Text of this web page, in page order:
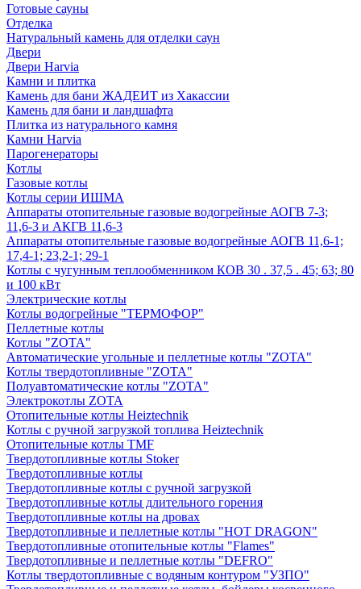
Готовые сауны
Отделка
Натуральный камень для отделки саун
Двери
Двери Harvia
Камни и плитка
Камень для бани ЖАДЕИТ из Хакассии
Камень для бани и ландшафта
Плитка из натурального камня
Камни Harvia
Парогенераторы
Котлы
Газовые котлы
Котлы серии ИШМА
Аппараты отопительные газовые водогрейные АОГВ 7-3;
11,6-3 и АКГВ 11,6-3
Аппараты отопительные газовые водогрейные АОГВ 11,6-1;
17,4-1; 23,2-1; 29-1
Котлы с чугунным теплообменником КОВ 30 . 37,5 . 45; 63; 80
и 100 кВт
Электрические котлы
Котлы водогрейные "ТЕРМОФОР"
Пеллетные котлы
Котлы "ZOTA"
Автоматические угольные и пеллетные котлы "ZOTA"
Котлы твердотопливные "ZOTA"
Полуавтоматические котлы "ZOTA"
Электрокотлы ZOTA
Отопительные котлы Heiztechnik
Котлы с ручной загрузкой топлива Heiztechnik
Отопительные котлы TMF
Твердотопливные котлы Stoker
Твердотопливные котлы
Твердотопливные котлы с ручной загрузкой
Твердотопливные котлы длительного горения
Твердотопливные котлы на дровах
Твердотопливные и пеллетные котлы "HOT DRAGON"
Твердотопливные отопительные котлы "Flames"
Твердотопливные и пеллетные котлы "DEFRO"
Котлы твердотопливные с водяным контуром "УЗПО"